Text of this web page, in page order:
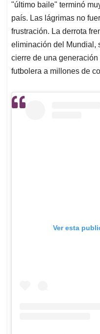
"último baile" terminó
país. Las lágrimas no
frustración. La derrota
eliminación del Mundial,
cierre de una
futbolera a millones de
Ver esta